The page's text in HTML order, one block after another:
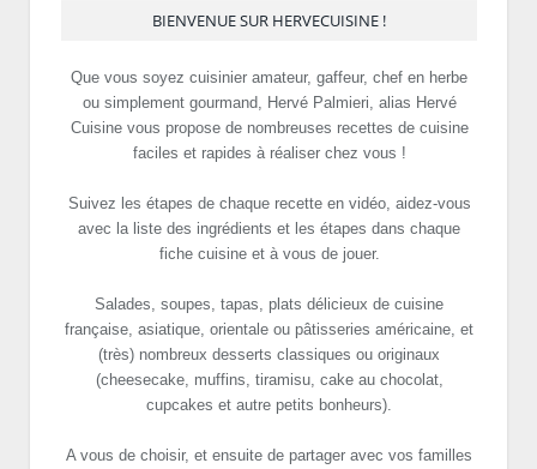
BIENVENUE SUR HERVECUISINE !
Que vous soyez cuisinier amateur, gaffeur, chef en herbe
ou simplement gourmand, Hervé Palmieri, alias Hervé
Cuisine vous propose de nombreuses recettes de cuisine
faciles et rapides à réaliser chez vous !
Suivez les étapes de chaque recette en vidéo, aidez-vous
avec la liste des ingrédients et les étapes dans chaque
fiche cuisine et à vous de jouer.
Salades, soupes, tapas, plats délicieux de cuisine
française, asiatique, orientale ou pâtisseries américaine, et
(très) nombreux desserts classiques ou originaux
(cheesecake, muffins, tiramisu, cake au chocolat,
cupcakes et autre petits bonheurs).
A vous de choisir, et ensuite de partager avec vos familles